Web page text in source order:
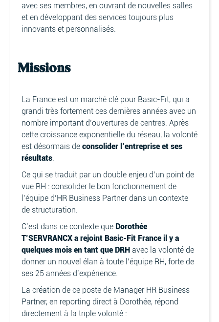
avec ses membres, en ouvrant de nouvelles salles
et en développant des services toujours plus
innovants et personnalisés.
Missions
La France est un marché clé pour Basic-Fit, qui a
grandi très fortement ces dernières années avec un
nombre important d’ouvertures de centres. Après
cette croissance exponentielle du réseau, la volonté
est désormais de consolider l’entreprise et ses
résultats
Ce qui se traduit par un double enjeu d’un point de
vue RH : consolider le bon fonctionnement de
l’équipe d’HR Business Partner dans un contexte
de structuration.
C’est dans ce contexte que Dorothée
T’SERVRANCX a rejoint Basic-Fit France il y a
quelques mois en tant que DRH avec la volonté de
donner un nouvel élan à toute l’équipe RH, forte de
ses 25 années d’expérience.
La création de ce poste de Manager HR Business
Partner, en reporting direct à Dorothée, répond
directement à la triple volonté :